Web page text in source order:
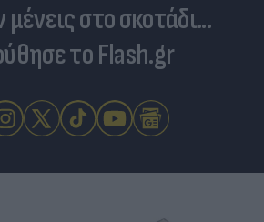
μένεις στο σκοτάδι...
το Flash.gr